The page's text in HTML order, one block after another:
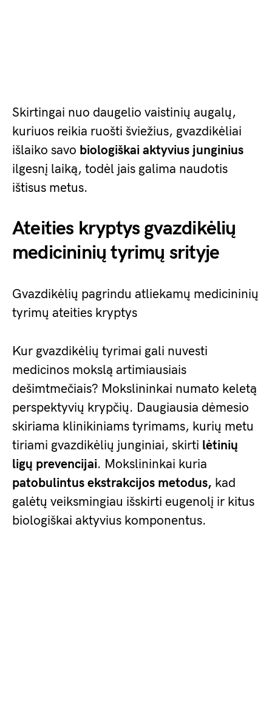
Skirtingai nuo daugelio vaistinių augalų,
kuriuos reikia ruošti šviežius, gvazdikėliai
išlaiko savo biologiškai aktyvius junginius
ilgesnį laiką, todėl jais galima naudotis
ištisus metus.
Ateities kryptys gvazdikėlių
medicininių tyrimų srityje
Gvazdikėlių pagrindu atliekamų medicininių
tyrimų ateities kryptys
Kur gvazdikėlių tyrimai gali nuvesti
medicinos mokslą artimiausiais
dešimtmečiais? Mokslininkai numato keletą
perspektyvių krypčių. Daugiausia dėmesio
skiriama klinikiniams tyrimams, kurių metu
tiriami gvazdikėlių junginiai, skirti lėtinių
ligų prevencijai. Mokslininkai kuria
patobulintus ekstrakcijos metodus, kad
galėtų veiksmingiau išskirti eugenolį ir kitus
biologiškai aktyvius komponentus.